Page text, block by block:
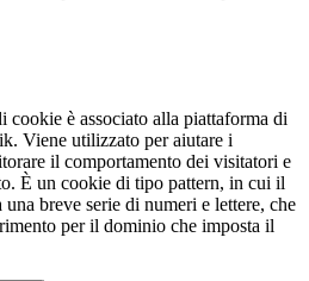
cookie è associato alla piattaforma di
Viene utilizzato per aiutare i
il comportamento dei visitatori e
È un cookie di tipo pattern, in cui il
breve serie di numeri e lettere, che
per il dominio che imposta il